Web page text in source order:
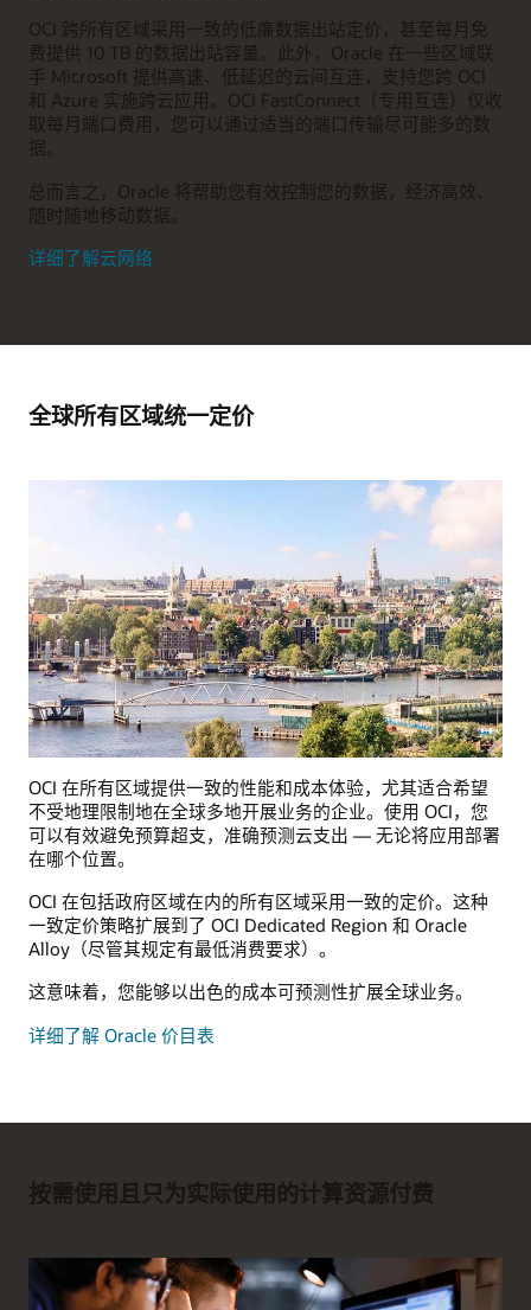
OCI 跨所有区域采用一致的低廉数据出站定价，甚至每月免
费提供 10 TB 的数据出站容量。此外，Oracle 在一些区域联
手 Microsoft 提供高速、低延迟的云间互连，支持您跨 OCI
和 Azure 实施跨云应用。OCI FastConnect（专用互连）仅收
取每月端口费用，您可以通过适当的端口传输尽可能多的数
据。
总而言之，Oracle 将帮助您有效控制您的数据，经济高效、
随时随地移动数据。
详细了解云网络
全球所有区域统一定价
OCI 在所有区域提供一致的性能和成本体验，尤其适合希望
不受地理限制地在全球多地开展业务的企业。使用 OCI，您
可以有效避免预算超支，准确预测云支出 — 无论将应用部署
在哪个位置。
OCI 在包括政府区域在内的所有区域采用一致的定价。这种
一致定价策略扩展到了 OCI Dedicated Region 和 Oracle
Alloy（尽管其规定有最低消费要求）。
这意味着，您能够以出色的成本可预测性扩展全球业务。
详细了解 Oracle 价目表
按需使用且只为实际使用的计算资源付费